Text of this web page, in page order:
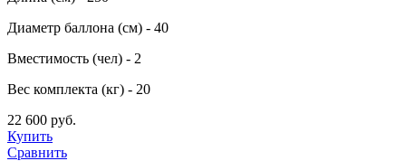
Диаметр баллона (см) - 40
Вместимость (чел) - 2
Вес комплекта (кг) - 20
22 600 руб.
Купить
Сравнить